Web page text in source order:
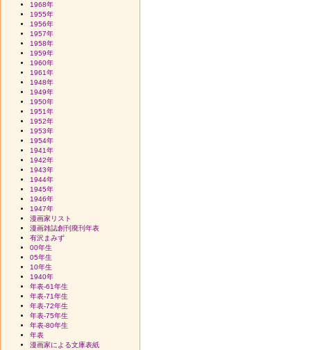
1968年
1955年
1956年
1957年
1958年
1959年
1960年
1961年
1948年
1949年
1950年
1951年
1952年
1953年
1954年
1941年
1942年
1943年
1944年
1945年
1946年
1947年
漫画家リスト
漫画雑誌創刊廃刊年表
有沢まみず
00年生
05年生
10年生
1940年
年表-61年生
年表-71年生
年表-72年生
年表-75年生
年表-80年生
年表
漫画家による文庫表紙